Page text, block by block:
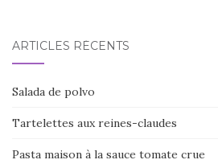
ARTICLES RÉCENTS
Salada de polvo
Tartelettes aux reines-claudes
Pasta maison à la sauce tomate crue